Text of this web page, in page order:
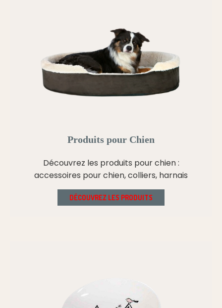
Produits pour Chien
Découvrez les produits pour chien :
accessoires pour chien, colliers, harnais
DÉCOUVREZ LES PRODUITS